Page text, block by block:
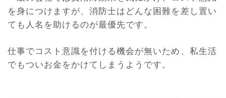
を身につけますが、消防士はどんな困難を差し置い
ても人名を助けるのが最優先です。
仕事でコスト意識を付ける機会が無いため、私生活
でもついお金をかけてしまうようです。